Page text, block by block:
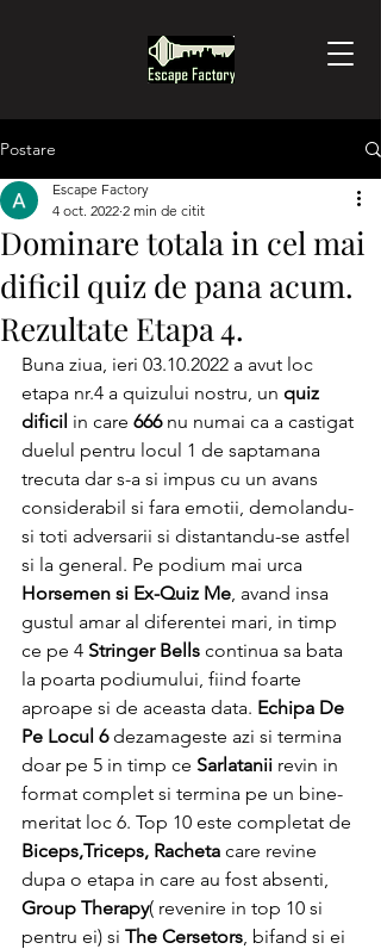
Postare
Dominare totala in cel mai
dificil quiz de pana acum.
Rezultate Etapa 4.
Escape Factory
4 oct. 2022 2 min de citit
Buna ziua, ieri 03.10.2022 a avut loc
etapa nr.4 a quizului nostru, un quiz
dificil in care 666 nu numai ca a castigat
duelul pentru locul 1 de saptamana
trecuta dar s-a si impus cu un avans
considerabil si fara emotii, demolandu-
si toti adversarii si distantandu-se astfel
si la general. Pe podium mai urca
Horsemen si Ex-Quiz Me, avand insa
gustul amar al diferentei mari, in timp
ce pe 4 Stringer Bells continua sa bata
la poarta podiumului, fiind foarte
aproape si de aceasta data. Echipa De
Pe Locul 6 dezamageste azi si termina
doar pe 5 in timp ce Sarlatanii revin in
format complet si termina pe un bine-
meritat loc 6. Top 10 este completat de
Biceps,Triceps, Racheta care revine
dupa o etapa in care au fost absenti,
Group Therapy( revenire in top 10 si
pentru ei) si The Cersetors, bifand si ei